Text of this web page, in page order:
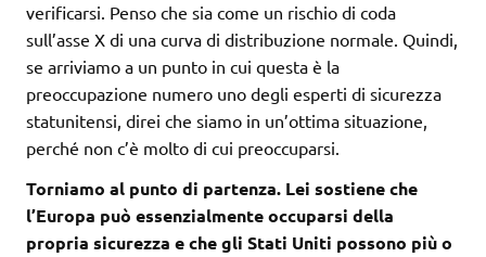
verificarsi. Penso che sia come un rischio di coda
sull’asse X di una curva di distribuzione normale. Quindi,
se arriviamo a un punto in cui questa è la
preoccupazione numero uno degli esperti di sicurezza
statunitensi, direi che siamo in un’ottima situazione,
perché non c’è molto di cui preoccuparsi.
Torniamo al punto di partenza. Lei sostiene che
l’Europa può essenzialmente occuparsi della
propria sicurezza e che gli Stati Uniti possono più o